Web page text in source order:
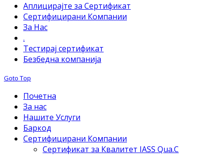
Аплицирајте за Сертификат
Сертифицирани Компании
За Нас
.
Тестирај сертификат
Безбедна компанија
Goto Top
Почетна
За нас
Нашите Услуги
Баркод
Сертифицирани Компании
Сертификат за Квалитет IASS Qua.C